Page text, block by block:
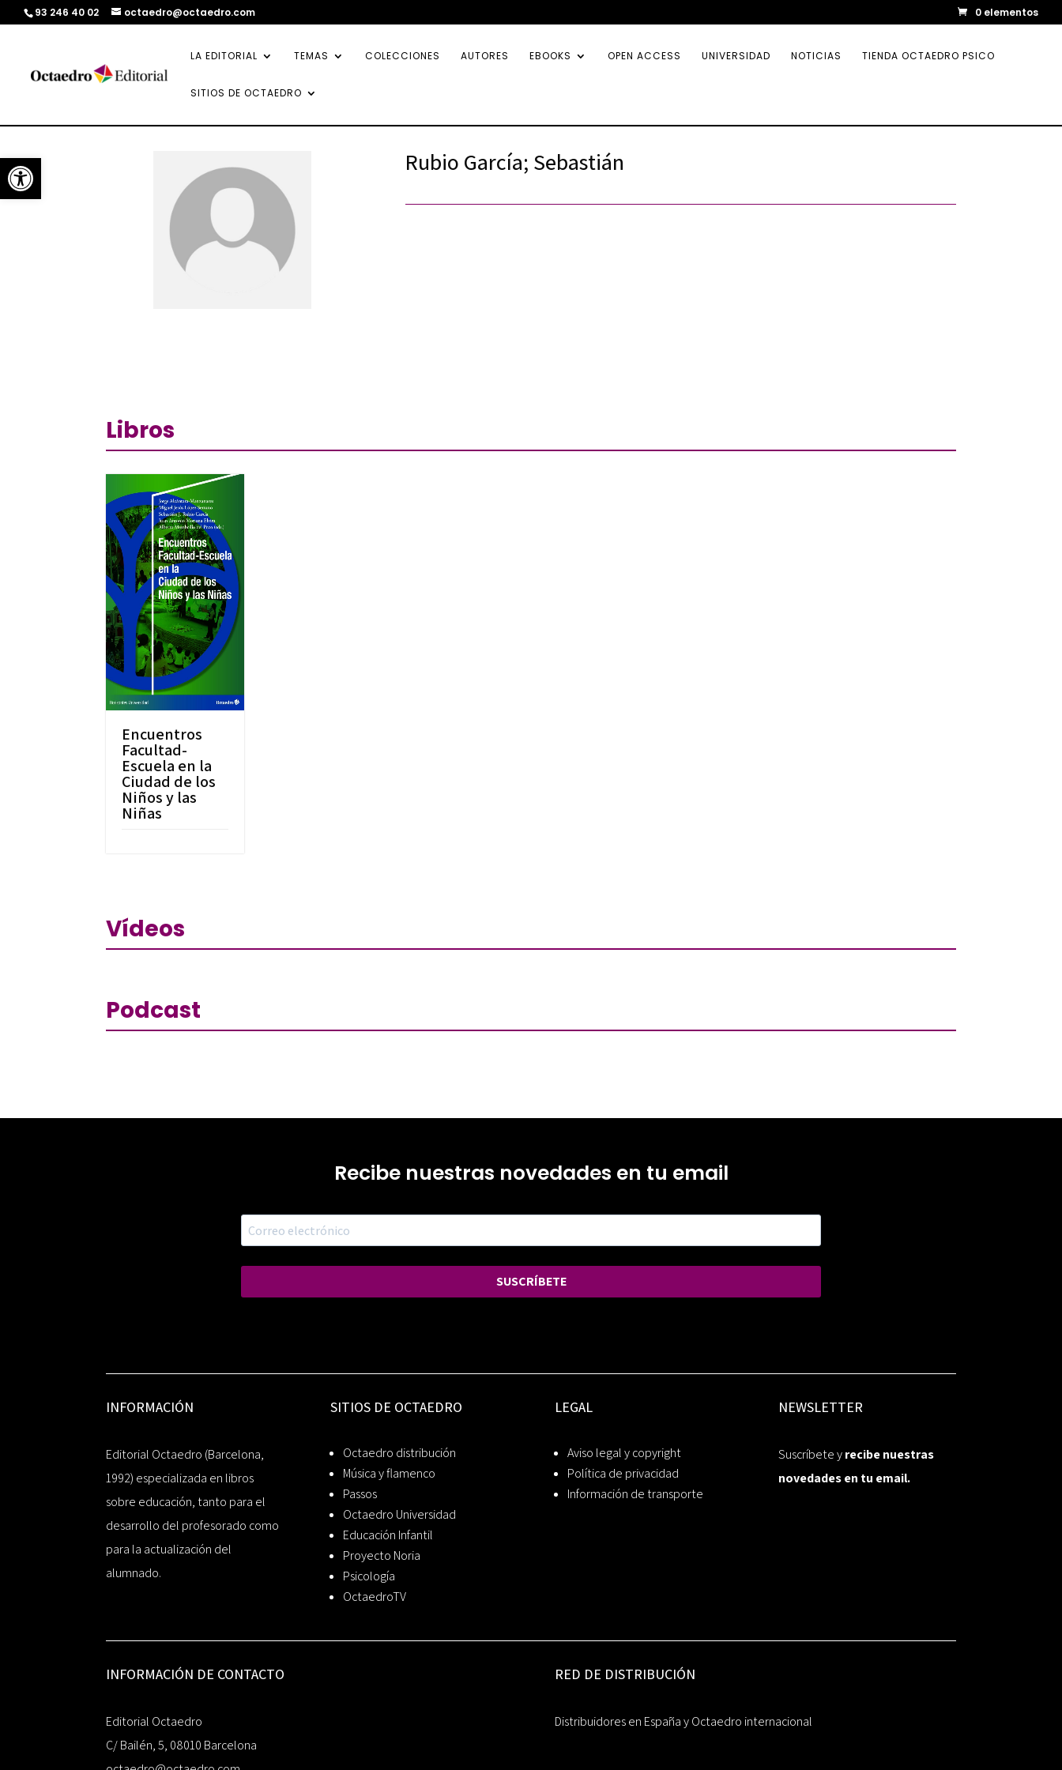
Abrir barra de herramientas
93 246 40 02 octaedro@octaedro.com 0 elementos
LA EDITORIAL TEMAS COLECCIONES AUTORES EBOOKS OPEN ACCESS UNIVERSIDAD NOTICIAS TIENDA OCTAEDRO PSICO
SITIOS DE OCTAEDRO
Rubio García; Sebastián
Libros
Encuentros
Facultad-
Escuela en la
Ciudad de los
Niños y las
Niñas
Vídeos
Podcast
Recibe nuestras novedades en tu email
SUSCRÍBETE
INFORMACIÓN
Editorial Octaedro (Barcelona,
1992) especializada en libros
sobre educación, tanto para el
desarrollo del profesorado como
para la actualización del
alumnado.
SITIOS DE OCTAEDRO
Octaedro distribución
Música y flamenco
Passos
Octaedro Universidad
Educación Infantil
Proyecto Noria
Psicología
OctaedroTV
LEGAL
Aviso legal y copyright
Política de privacidad
Información de transporte
NEWSLETTER
Suscríbete yrecibe nuestras
novedades en tu email.
INFORMACIÓN DE CONTACTO
Editorial Octaedro
C/ Bailén, 5, 08010 Barcelona
RED DE DISTRIBUCIÓN
Distribuidores en España y Octaedro internacional